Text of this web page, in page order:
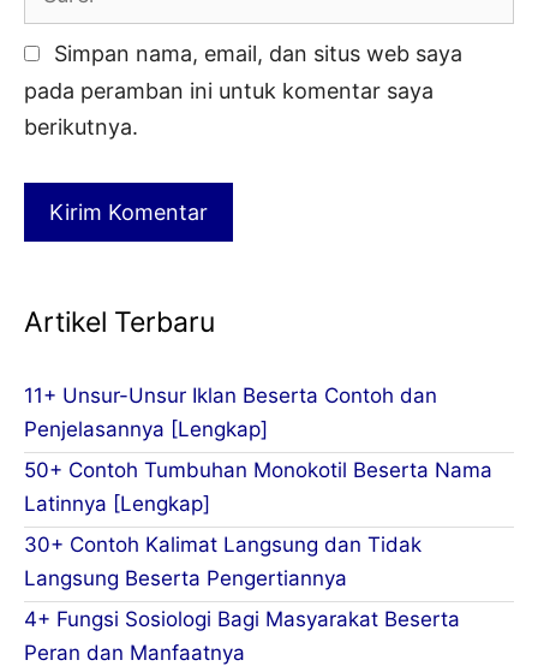
Simpan nama, email, dan situs web saya
pada peramban ini untuk komentar saya
berikutnya.
Artikel Terbaru
11+ Unsur-Unsur Iklan Beserta Contoh dan
Penjelasannya [Lengkap]
50+ Contoh Tumbuhan Monokotil Beserta Nama
Latinnya [Lengkap]
30+ Contoh Kalimat Langsung dan Tidak
Langsung Beserta Pengertiannya
4+ Fungsi Sosiologi Bagi Masyarakat Beserta
Peran dan Manfaatnya